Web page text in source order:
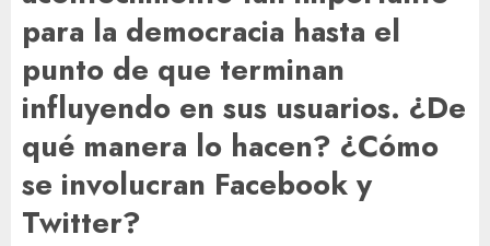
para la democracia hasta el
punto de que terminan
influyendo en sus usuarios. ¿De
qué manera lo hacen? ¿Cómo
se involucran Facebook y
Twitter?